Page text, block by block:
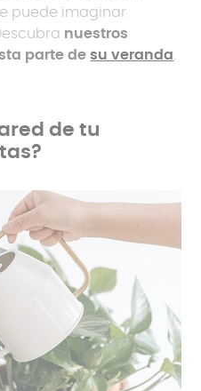
puede imaginar
nuestros
parte desu veranda.
de tu